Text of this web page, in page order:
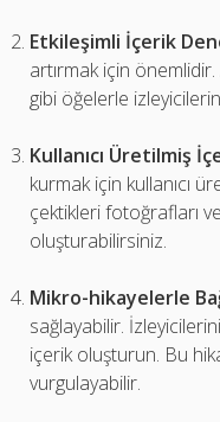
Etkileşimli İçerik
artırmak için
gibi öğelerle
Kullanıcı Üretilmiş
kurmak için kullanıcı
çektikleri fotoğrafları
oluşturabilirsiniz.
Mikro-hikayelerle
sağlayabilir.
içerik oluşturun. Bu
vurgulayabilir.